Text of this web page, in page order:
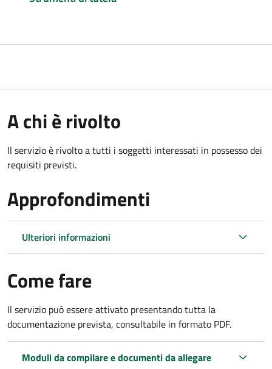
A chi è rivolto
Il servizio è rivolto a tutti i soggetti interessati in possesso dei
requisiti previsti.
Approfondimenti
Ulteriori informazioni
Come fare
Il servizio può essere attivato presentando tutta la
documentazione prevista, consultabile in formato PDF.
Moduli da compilare e documenti da allegare